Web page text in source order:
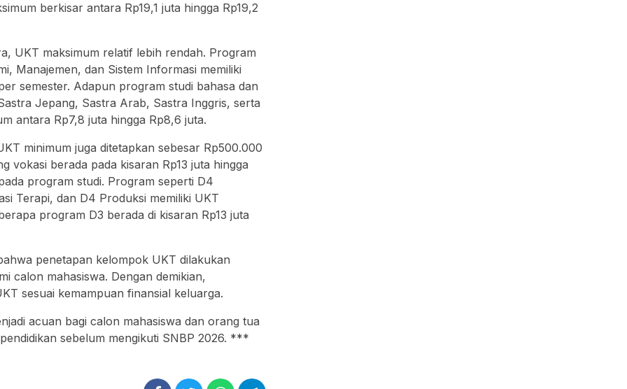
berkisar antara Rp19,1 juta hingga Rp19,2
UKT maksimum relatif lebih rendah. Program
Manajemen, dan Sistem Informasi memiliki
semester. Adapun program studi bahasa dan
Jepang, Sastra Arab, Sastra Inggris, serta
antara Rp7,8 juta hingga Rp8,6 juta.
minimum juga ditetapkan sebesar Rp500.000
vokasi berada pada kisaran Rp13 juta hingga
program studi. Program seperti D4
Terapi, dan D4 Produksi memiliki UKT
program D3 berada di kisaran Rp13 juta
penetapan kelompok UKT dilakukan
calon mahasiswa. Dengan demikian,
sesuai kemampuan finansial keluarga.
acuan bagi calon mahasiswa dan orang tua
sebelum mengikuti SNBP 2026. ***